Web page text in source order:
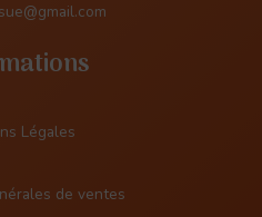
Légales
de ventes